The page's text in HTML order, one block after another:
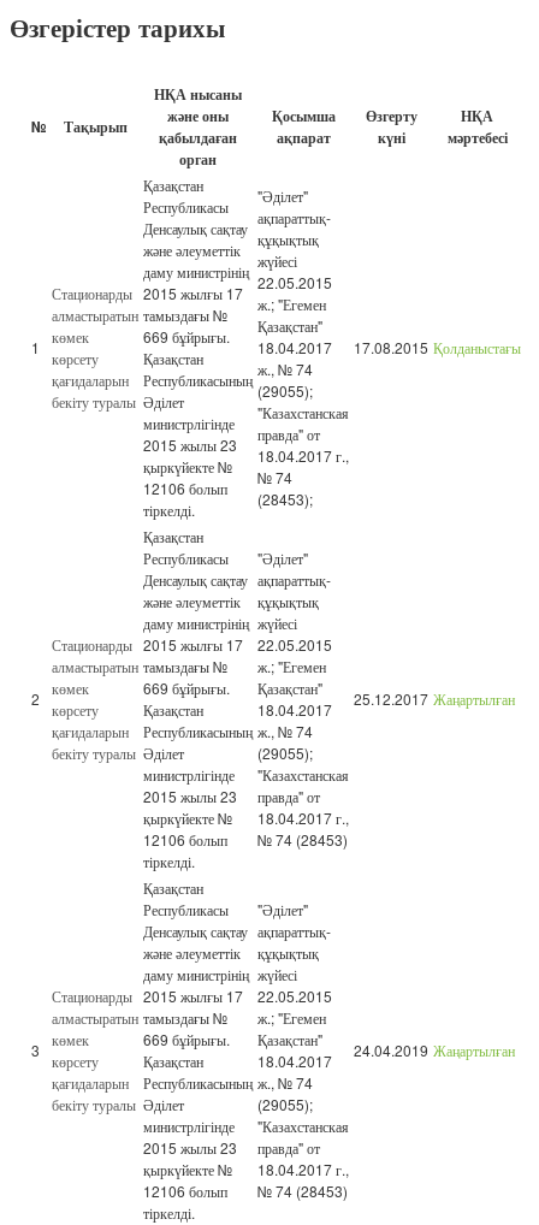
Өзгерістер тарихы
№ Тақырып
НҚА нысаны
және оны
қабылдаған
орган
Қосымша
ақпарат
Өзгерту
күні
НҚА
мәртебесі
1
Стационарды
алмастыратын
көмек
көрсету
қағидаларын
бекіту туралы
Қазақстан
Республикасы
Денсаулық сақтау
және әлеуметтік
даму министрінің
2015 жылғы 17
тамыздағы №
669 бұйрығы.
Қазақстан
Республикасының
Әділет
министрлігінде
2015 жылы 23
қыркүйекте №
12106 болып
тіркелді.
"Әділет"
ақпараттық-
құқықтық
жүйесі
22.05.2015
ж.; "Егемен
Қазақстан"
18.04.2017
ж., № 74
(29055);
"Казахстанская
правда" от
18.04.2017 г.,
№ 74
(28453);
17.08.2015 Қолданыстағы
2
Стационарды
алмастыратын
көмек
көрсету
қағидаларын
бекіту туралы
Қазақстан
Республикасы
Денсаулық сақтау
және әлеуметтік
даму министрінің
2015 жылғы 17
тамыздағы №
669 бұйрығы.
Қазақстан
Республикасының
Әділет
министрлігінде
2015 жылы 23
қыркүйекте №
12106 болып
тіркелді.
"Әділет"
ақпараттық-
құқықтық
жүйесі
22.05.2015
ж.; "Егемен
Қазақстан"
18.04.2017
ж., № 74
(29055);
"Казахстанская
правда" от
18.04.2017 г.,
№ 74 (28453)
25.12.2017 Жаңартылған
3
Стационарды
алмастыратын
көмек
көрсету
қағидаларын
бекіту туралы
Қазақстан
Республикасы
Денсаулық сақтау
және әлеуметтік
даму министрінің
2015 жылғы 17
тамыздағы №
669 бұйрығы.
Қазақстан
Республикасының
Әділет
министрлігінде
2015 жылы 23
қыркүйекте №
12106 болып
тіркелді.
"Әділет"
ақпараттық-
құқықтық
жүйесі
22.05.2015
ж.; "Егемен
Қазақстан"
18.04.2017
ж., № 74
(29055);
"Казахстанская
правда" от
18.04.2017 г.,
№ 74 (28453)
24.04.2019 Жаңартылған